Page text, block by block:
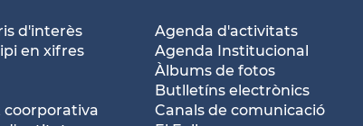
d'interès
en xifres
Agenda d'activitats
Agenda Institucional
Àlbums de fotos
Butlletíns electrònics
Canals de comunicació